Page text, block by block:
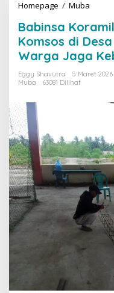
Homepage / Muba
b
i
n
s
i
l
4
0
1
0
4
/
B
n
Babinsa
Komsos di
Warga Jaga
Eggy Shavutra
5 Maret 2026
Muba
63081 Dilihat